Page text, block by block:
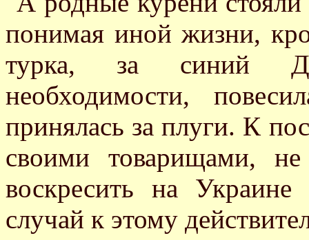
понимая иной жизни,
турка, за синий
необходимости,
принялась за плуги. К
своими товарищами,
воскресить на
случай к этому